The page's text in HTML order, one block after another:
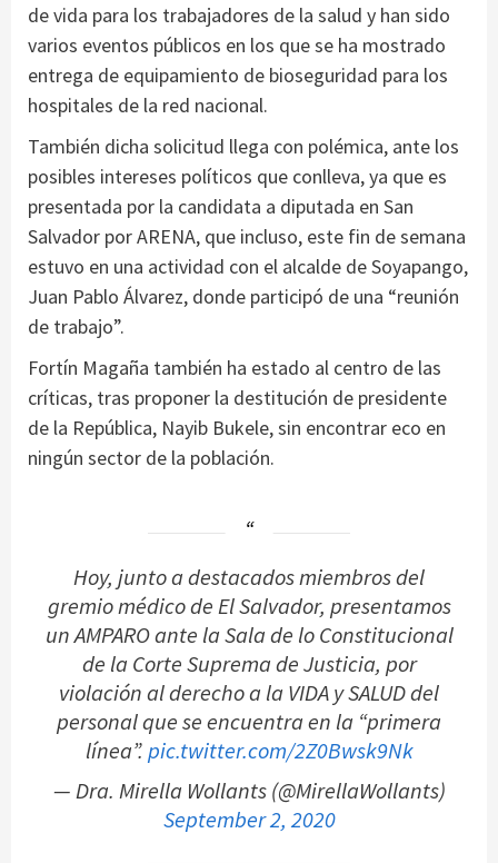
de vida para los trabajadores de la salud y han sido
varios eventos públicos en los que se ha mostrado
entrega de equipamiento de bioseguridad para los
hospitales de la red nacional.
También dicha solicitud llega con polémica, ante los
posibles intereses políticos que conlleva, ya que es
presentada por la candidata a diputada en San
Salvador por ARENA, que incluso, este fin de semana
estuvo en una actividad con el alcalde de Soyapango,
Juan Pablo Álvarez, donde participó de una “reunión
de trabajo”.
Fortín Magaña también ha estado al centro de las
críticas, tras proponer la destitución de presidente
de la República, Nayib Bukele, sin encontrar eco en
ningún sector de la población.
Hoy, junto a destacados miembros del
gremio médico de El Salvador, presentamos
un AMPARO ante la Sala de lo Constitucional
de la Corte Suprema de Justicia, por
violación al derecho a la VIDA y SALUD del
personal que se encuentra en la “primera
línea”.pic.twitter.com/2Z0Bwsk9Nk
— Dra. Mirella Wollants (@MirellaWollants)
September 2, 2020